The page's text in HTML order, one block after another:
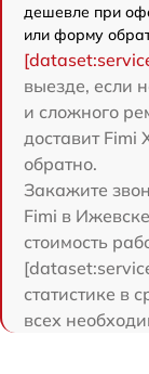
дешевле при
или форму
выезде, если
и сложного
доставит Fimi
обратно.
Закажите
Fimi в
стоимость
статистике в
всех